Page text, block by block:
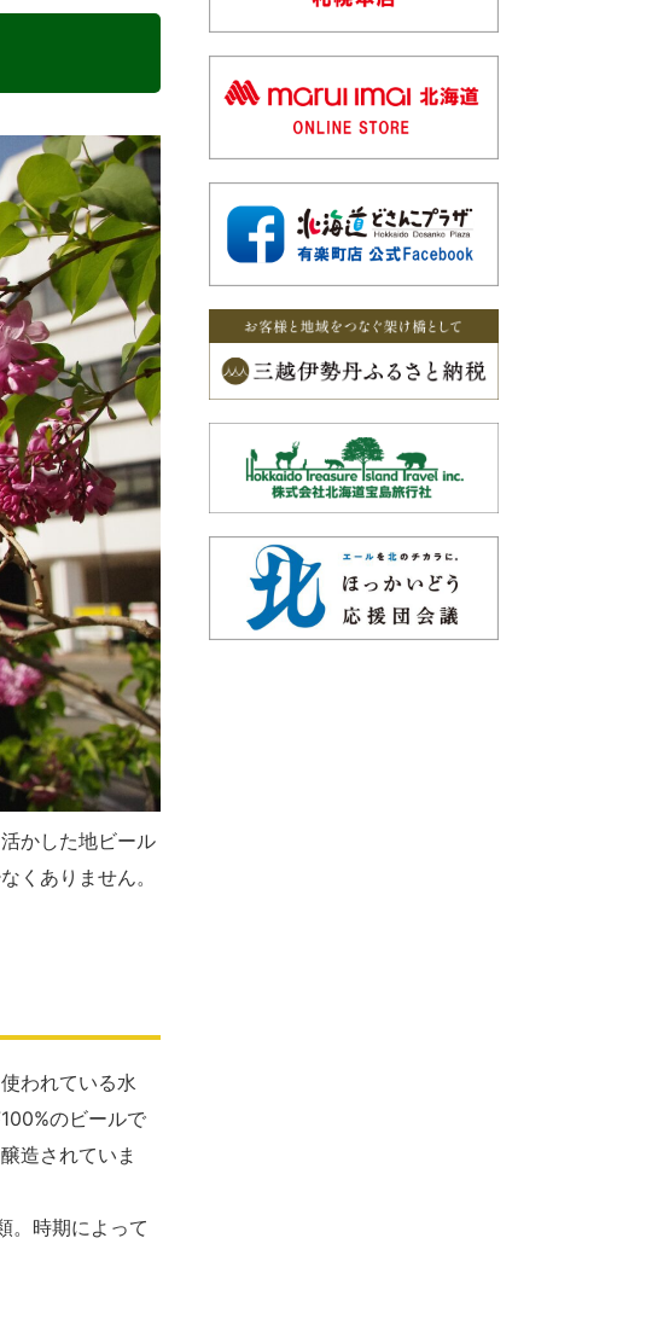
かした地ビール
くありません。
われている水
のビールで
造されていま
。時期によって